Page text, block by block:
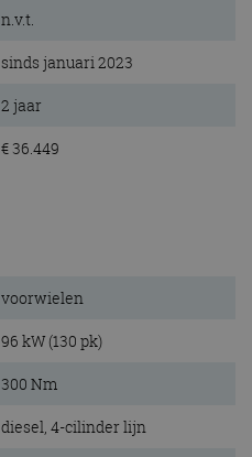
n.v.t.
sinds januari 2023
2 jaar
€ 36.449
voorwielen
96 kW (130 pk)
300 Nm
diesel, 4-cilinder lijn